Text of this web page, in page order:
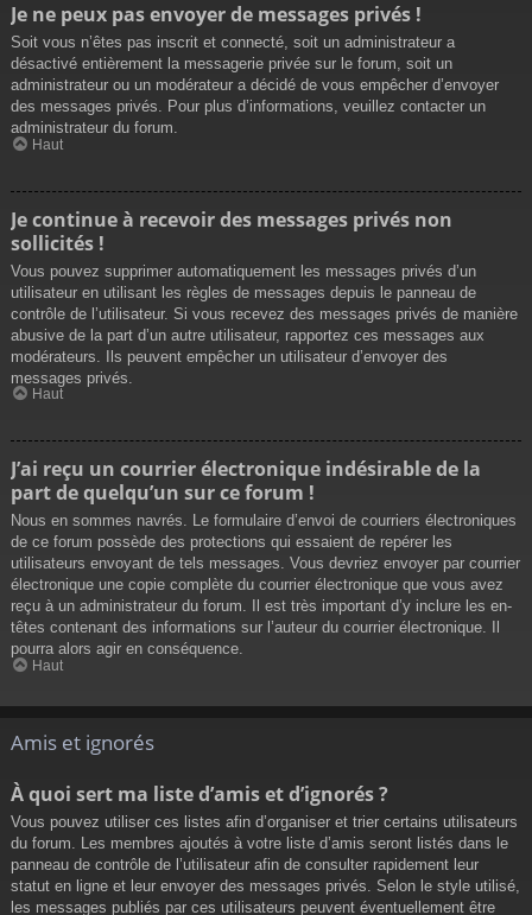
Je ne peux pas envoyer de messages privés !
Soit vous n’êtes pas inscrit et connecté, soit un administrateur a
désactivé entièrement la messagerie privée sur le forum, soit un
administrateur ou un modérateur a décidé de vous empêcher d’envoyer
des messages privés. Pour plus d’informations, veuillez contacter un
administrateur du forum.
Haut
Je continue à recevoir des messages privés non
sollicités !
Vous pouvez supprimer automatiquement les messages privés d’un
utilisateur en utilisant les règles de messages depuis le panneau de
contrôle de l’utilisateur. Si vous recevez des messages privés de manière
abusive de la part d’un autre utilisateur, rapportez ces messages aux
modérateurs. Ils peuvent empêcher un utilisateur d’envoyer des
messages privés.
Haut
J’ai reçu un courrier électronique indésirable de la
part de quelqu’un sur ce forum !
Nous en sommes navrés. Le formulaire d’envoi de courriers électroniques
de ce forum possède des protections qui essaient de repérer les
utilisateurs envoyant de tels messages. Vous devriez envoyer par courrier
électronique une copie complète du courrier électronique que vous avez
reçu à un administrateur du forum. Il est très important d’y inclure les en-
têtes contenant des informations sur l’auteur du courrier électronique. Il
pourra alors agir en conséquence.
Haut
Amis et ignorés
À quoi sert ma liste d’amis et d’ignorés ?
Vous pouvez utiliser ces listes afin d’organiser et trier certains utilisateurs
du forum. Les membres ajoutés à votre liste d’amis seront listés dans le
panneau de contrôle de l’utilisateur afin de consulter rapidement leur
statut en ligne et leur envoyer des messages privés. Selon le style utilisé,
les messages publiés par ces utilisateurs peuvent éventuellement être